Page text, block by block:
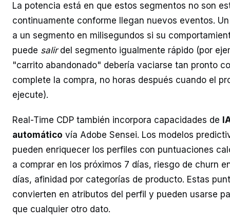
La potencia está en que estos segmentos no son
continuamente conforme llegan nuevos eventos.
a un segmento en milisegundos si su
puede salirdel segmento igualmente rápido (por
"carrito abandonado" debería vaciarse tan pronto
complete la compra, no horas después cuando el
ejecute).
Real-Time CDP también incorpora capacidades de
automático vía Adobe Sensei. Los modelos
pueden enriquecer los perfiles con puntuaciones
a comprar en los próximos 7 días, riesgo de churn
días, afinidad por categorías de producto. Estas
convierten en atributos del perfil y pueden usarse
que cualquier otro dato.